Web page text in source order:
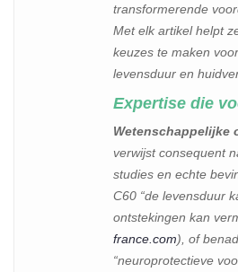
transformerende
Met elk artikel helpt
keuzes te maken
levensduur en
Expertise die
Wetenschappelijke
verwijst consequent
studies en echte
C60 “de levensduur
ontstekingen kan
france.com), of
“neuroprotectieve